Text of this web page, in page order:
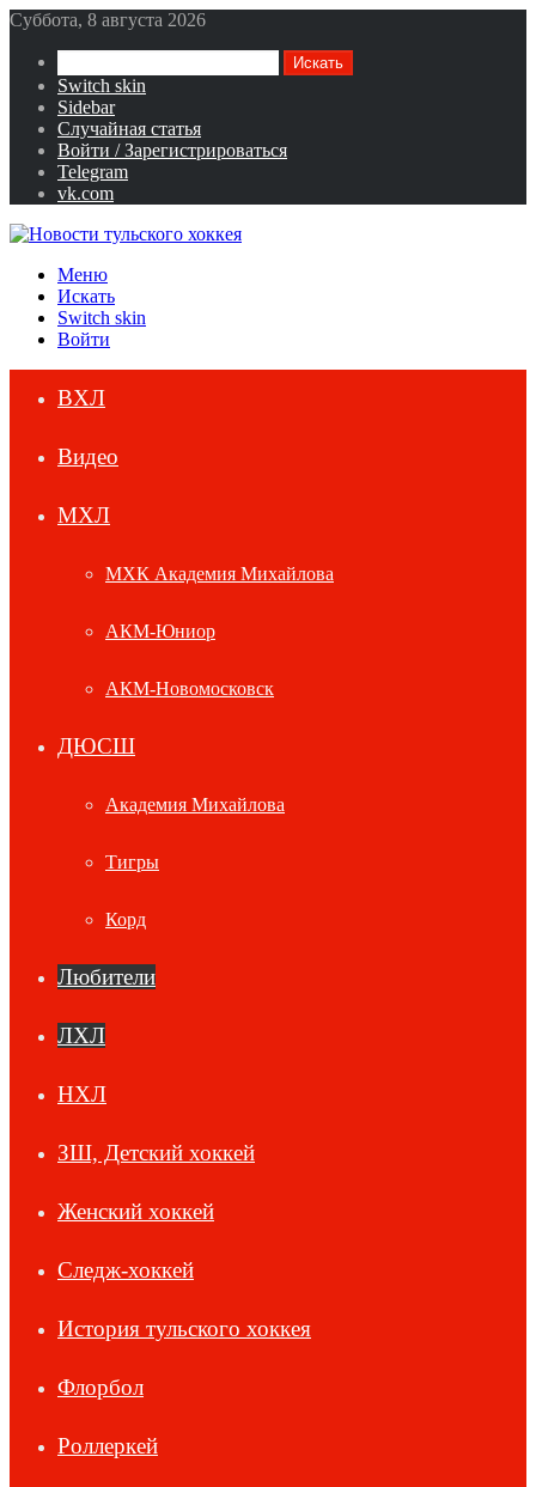
Суббота, 8 августа 2026
Искать
Switch skin
Sidebar
Случайная статья
Войти / Зарегистрироваться
Telegram
vk.com
Меню
Искать
Switch skin
Войти
ВХЛ
Видео
МХЛ
МХК Академия Михайлова
АКМ-Юниор
АКМ-Новомосковск
ДЮСШ
Академия Михайлова
Тигры
Корд
Любители
ЛХЛ
НХЛ
ЗШ, Детский хоккей
Женский хоккей
Следж-хоккей
История тульского хоккея
Флорбол
Роллеркей